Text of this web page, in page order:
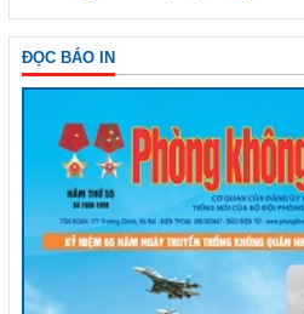
ĐỌC BÁO IN